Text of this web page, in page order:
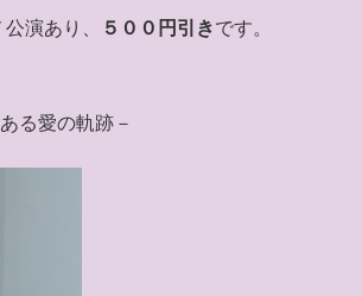
演あり、 ５００円引きです。
る愛の軌跡－